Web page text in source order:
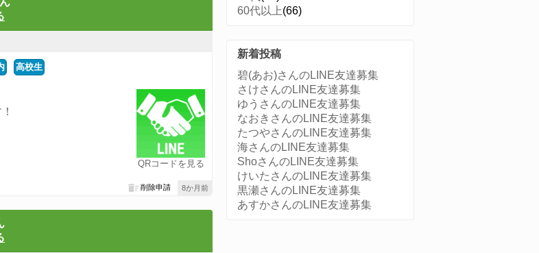
高校生
QRコードを見る
8か月前
削除申請
60代以上(66)
新着投稿
碧(あお)さんのLINE友達募集
さけさんのLINE友達募集
ゆうさんのLINE友達募集
なおきさんのLINE友達募集
たつやさんのLINE友達募集
海さんのLINE友達募集
ShoさんのLINE友達募集
けいたさんのLINE友達募集
黒瀬さんのLINE友達募集
あすかさんのLINE友達募集